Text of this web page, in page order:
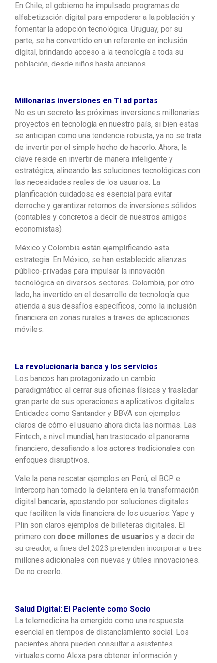
En Chile, el gobierno ha impulsado programas de
alfabetización digital para empoderar a la población y
fomentar la adopción tecnológica. Uruguay, por su
parte, se ha convertido en un referente en inclusión
digital, brindando acceso a la tecnología a toda su
población, desde niños hasta ancianos.
Millonarias inversiones en TI ad portas
No es un secreto las próximas inversiones millonarias
proyectos en tecnología en nuestro país, si bien estas
se anticipan como una tendencia robusta, ya no se trata
de invertir por el simple hecho de hacerlo. Ahora, la
clave reside en invertir de manera inteligente y
estratégica, alineando las soluciones tecnológicas con
las necesidades reales de los usuarios. La
planificación cuidadosa es esencial para evitar
derroche y garantizar retornos de inversiones sólidos
(contables y concretos a decir de nuestros amigos
economistas).
México y Colombia están ejemplificando esta
estrategia. En México, se han establecido alianzas
público-privadas para impulsar la innovación
tecnológica en diversos sectores. Colombia, por otro
lado, ha invertido en el desarrollo de tecnología que
atienda a sus desafíos específicos, como la inclusión
financiera en zonas rurales a través de aplicaciones
móviles.
La revolucionaria banca y los servicios
Los bancos han protagonizado un cambio
paradigmático al cerrar sus oficinas físicas y trasladar
gran parte de sus operaciones a aplicativos digitales.
Entidades como Santander y BBVA son ejemplos
claros de cómo el usuario ahora dicta las normas. Las
Fintech, a nivel mundial, han trastocado el panorama
financiero, desafiando a los actores tradicionales con
enfoques disruptivos.
Vale la pena rescatar ejemplos en Perú, el BCP e
Intercorp han tomado la delantera en la transformación
digital bancaria, apostando por soluciones digitales
que faciliten la vida financiera de los usuarios. Yape y
Plin son claros ejemplos de billeteras digitales. El
primero con doce millones de usuarios y a decir de
su creador, a fines del 2023 pretenden incorporar a tres
millones adicionales con nuevas y útiles innovaciones.
De no creerlo.
Salud Digital: El Paciente como Socio
La telemedicina ha emergido como una respuesta
esencial en tiempos de distanciamiento social. Los
pacientes ahora pueden consultar a asistentes
virtuales como Alexa para obtener información y